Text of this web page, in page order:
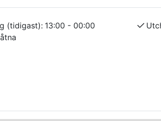
(tidigast): 13:00 - 00:00